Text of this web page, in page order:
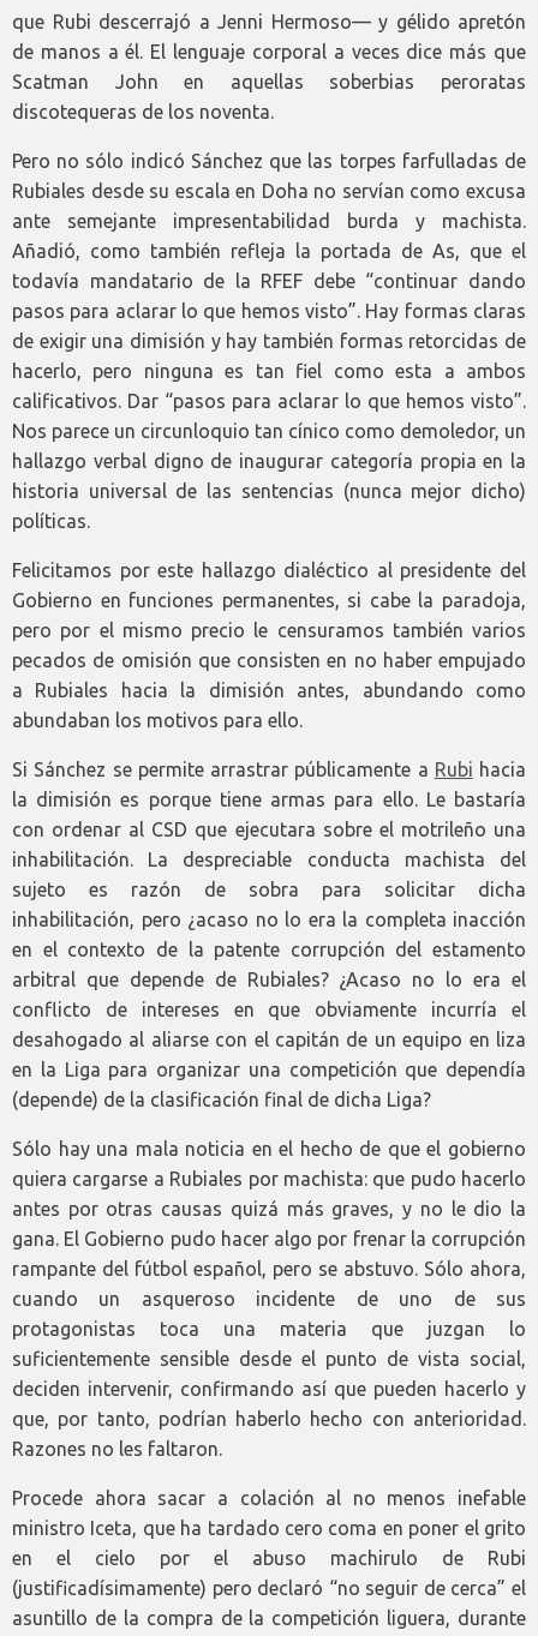
que Rubi descerrajó a Jenni Hermoso— y gélido apretón
de manos a él. El lenguaje corporal a veces dice más que
Scatman John en aquellas soberbias peroratas
discotequeras de los noventa.
Pero no sólo indicó Sánchez que las torpes farfulladas de
Rubiales desde su escala en Doha no servían como excusa
ante semejante impresentabilidad burda y machista.
Añadió, como también refleja la portada de As, que el
todavía mandatario de la RFEF debe “continuar dando
pasos para aclarar lo que hemos visto”. Hay formas claras
de exigir una dimisión y hay también formas retorcidas de
hacerlo, pero ninguna es tan fiel como esta a ambos
calificativos. Dar “pasos para aclarar lo que hemos visto”.
Nos parece un circunloquio tan cínico como demoledor, un
hallazgo verbal digno de inaugurar categoría propia en la
historia universal de las sentencias (nunca mejor dicho)
políticas.
Felicitamos por este hallazgo dialéctico al presidente del
Gobierno en funciones permanentes, si cabe la paradoja,
pero por el mismo precio le censuramos también varios
pecados de omisión que consisten en no haber empujado
a Rubiales hacia la dimisión antes, abundando como
abundaban los motivos para ello.
Si Sánchez se permite arrastrar públicamente a Rubi hacia
la dimisión es porque tiene armas para ello. Le bastaría
con ordenar al CSD que ejecutara sobre el motrileño una
inhabilitación. La despreciable conducta machista del
sujeto es razón de sobra para solicitar dicha
inhabilitación, pero ¿acaso no lo era la completa inacción
en el contexto de la patente corrupción del estamento
arbitral que depende de Rubiales? ¿Acaso no lo era el
conflicto de intereses en que obviamente incurría el
desahogado al aliarse con el capitán de un equipo en liza
en la Liga para organizar una competición que dependía
(depende) de la clasificación final de dicha Liga?
Sólo hay una mala noticia en el hecho de que el gobierno
quiera cargarse a Rubiales por machista: que pudo hacerlo
antes por otras causas quizá más graves, y no le dio la
gana. El Gobierno pudo hacer algo por frenar la corrupción
rampante del fútbol español, pero se abstuvo. Sólo ahora,
cuando un asqueroso incidente de uno de sus
protagonistas toca una materia que juzgan lo
suficientemente sensible desde el punto de vista social,
deciden intervenir, confirmando así que pueden hacerlo y
que, por tanto, podrían haberlo hecho con anterioridad.
Razones no les faltaron.
Procede ahora sacar a colación al no menos inefable
ministro Iceta, que ha tardado cero coma en poner el grito
en el cielo por el abuso machirulo de Rubi
(justificadísimamente) pero declaró “no seguir de cerca” el
asuntillo de la compra de la competición liguera, durante